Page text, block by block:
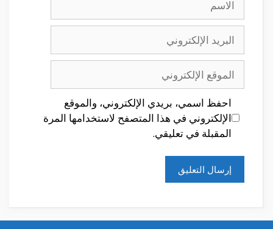
الإلكتروني
الإلكتروني
احفظ اسمي، بريدي الإلكتروني، والموقع
الإلكتروني في هذا المتصفح لاستخدامها المرة
المقبلة في تعليقي.